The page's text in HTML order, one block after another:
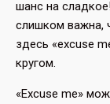
шанс на
слишком важна,
здесь «excuse
кругом.
«Excuse me»